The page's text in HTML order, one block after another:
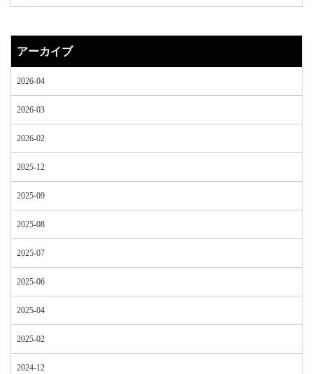
アーカイブ
2026-04
2026-03
2026-02
2025-12
2025-09
2025-08
2025-07
2025-06
2025-04
2025-02
2024-12